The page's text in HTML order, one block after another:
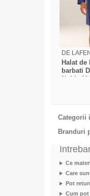
DE
Halat de
barbati
Noble
Categorii
Branduri
Ce
Care
Pot
Cum